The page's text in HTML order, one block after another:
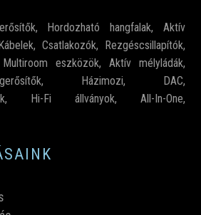
, Hordozható hangfalak, Aktív
, Csatlakozók, Rezgéscsillapítók,
Multiroom eszközök, Aktív mélyládák,
, Házimozi, DAC,
, Hi-Fi állványok, All-In-One,